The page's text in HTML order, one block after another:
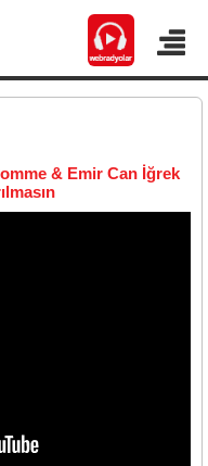
& Emir Can İğrek